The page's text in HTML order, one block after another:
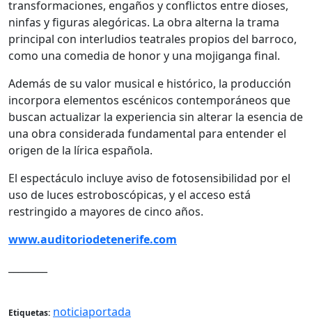
transformaciones, engaños y conflictos entre dioses,
ninfas y figuras alegóricas. La obra alterna la trama
principal con interludios teatrales propios del barroco,
como una comedia de honor y una mojiganga final.
Además de su valor musical e histórico, la producción
incorpora elementos escénicos contemporáneos que
buscan actualizar la experiencia sin alterar la esencia de
una obra considerada fundamental para entender el
origen de la lírica española.
El espectáculo incluye aviso de fotosensibilidad por el
uso de luces estroboscópicas, y el acceso está
restringido a mayores de cinco años.
www.auditoriodetenerife.com
Etiquetas: noticiaportada